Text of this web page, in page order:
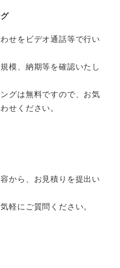
せをビデオ通話等で行い
模、納期等を確認いたし
グは無料ですので、お気
せください。
から、お見積りを提出い
軽にご質問ください。